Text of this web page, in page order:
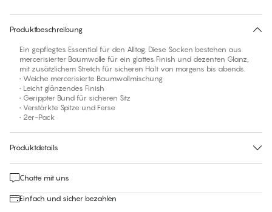
Produktbeschreibung
Ein gepflegtes Essential für den Alltag. Diese Socken bestehen aus
mercerisierter Baumwolle für ein glattes Finish und dezenten Glanz,
mit zusätzlichem Stretch für sicheren Halt von morgens bis abends.
• Weiche mercerisierte Baumwollmischung
• Leicht glänzendes Finish
• Gerippter Bund für sicheren Sitz
• Verstärkte Spitze und Ferse
• 2er-Pack
Produktdetails
Chatte mit uns
Einfach und sicher bezahlen